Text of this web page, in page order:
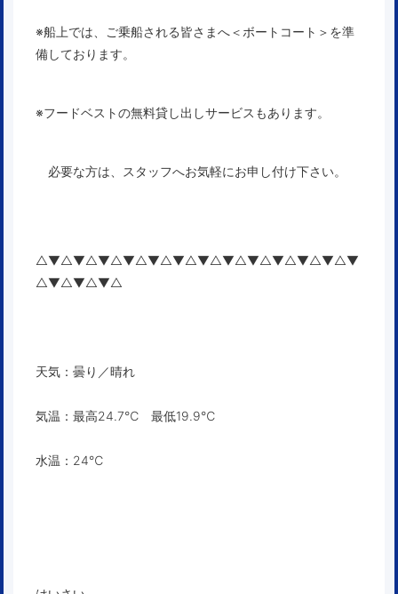
※船上では、ご乗船される皆さまへ＜ボートコート＞を準
備しております。
※フードベストの無料貸し出しサービスもあります。
必要な方は、スタッフへお気軽にお申し付け下さい。
△▼△▼△▼△▼△▼△▼△▼△▼△▼△▼△▼△▼△▼
△▼△▼△▼△
天気：曇り／晴れ
気温：最高24.7℃ 最低19.9℃
水温：24℃